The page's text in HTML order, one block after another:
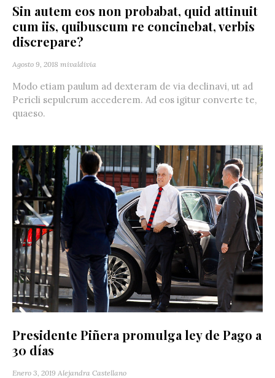
Sin autem eos non probabat, quid attinuit
cum iis, quibuscum re concinebat, verbis
discrepare?
Agosto 9, 2018 mivaldivia
Modo etiam paulum ad dexteram de via declinavi, ut ad
Pericli sepulcrum accederem. Ad eos igitur converte te,
quaeso.
Presidente Piñera promulga ley de Pago a
30 días
Enero 3, 2019 Alejandra Castellano